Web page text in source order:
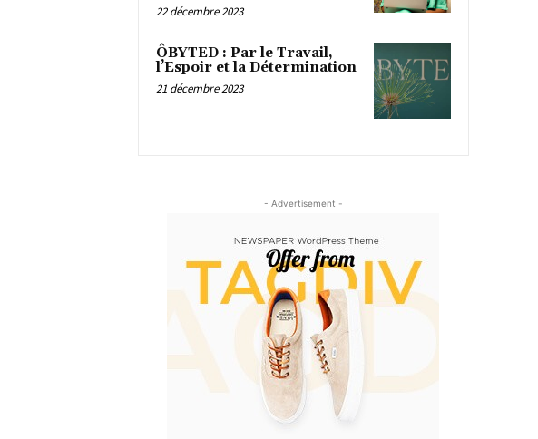
22 décembre 2023
ÔBYTED : Par le Travail,
l’Espoir et la Détermination
21 décembre 2023
- Advertisement -